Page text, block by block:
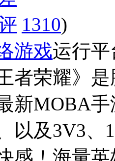
1310)
游戏运行平
王者荣耀》
新MOBA
以及3V3、
感！海量